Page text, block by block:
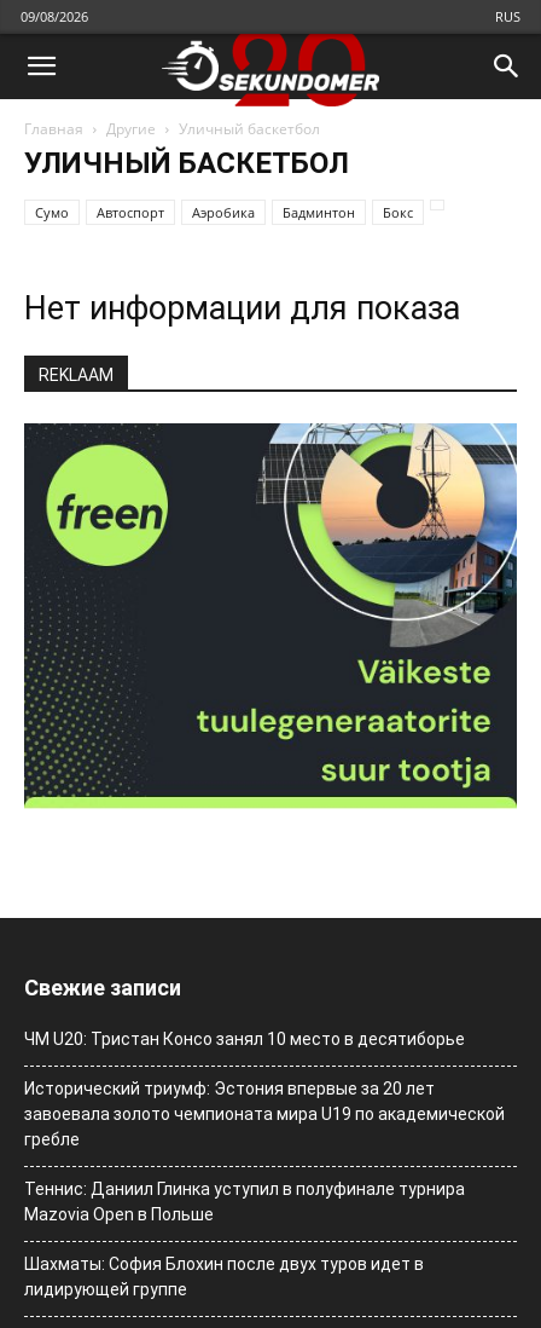
09/08/2026 RUS
Главная Другие Уличный баскетбол
УЛИЧНЫЙ БАСКЕТБОЛ
Cумо Автоспорт Аэробика Бадминтон Бокс
Нет информации для показа
REKLAAM
Свежие записи
ЧМ U20: Тристан Консо занял 10 место в десятиборье
Исторический триумф: Эстония впервые за 20 лет
завоевала золото чемпионата мира U19 по академической
гребле
Теннис: Даниил Глинка уступил в полуфинале турнира
Mazovia Open в Польше
Шахматы: София Блохин после двух туров идет в
лидирующей группе